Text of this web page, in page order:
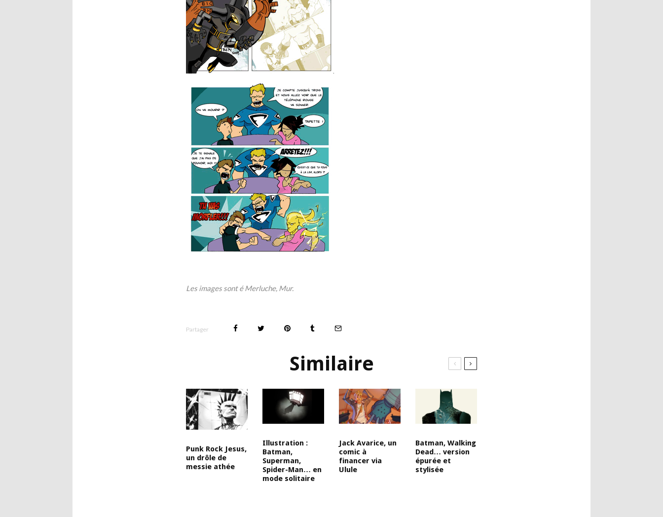
Les images sont é Merluche, Mur.
Partager
Similaire
Punk Rock Jesus,
un drôle de
messie athée
Illustration :
Batman,
Superman,
Spider-Man… en
mode solitaire
Jack Avarice, un
comic à
financer via
Ulule
Batman, Walking
Dead… version
épurée et
stylisée